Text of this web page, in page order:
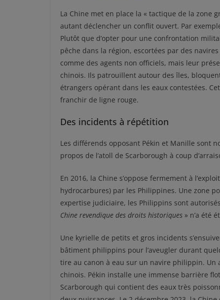
La Chine met en place la « tactique de la zone
autant déclencher un conflit ouvert. Par
Plutôt que d’opter pour une confrontation
pêche dans la région, escortées par des navires
comme des agents non officiels, mais leur
chinois. Ils patrouillent autour des îles,
étrangers opérant dans les eaux contestées.
franchir de ligne rouge.
Des incidents à répétition
Les différends opposant Pékin et Manille sont
propos de l’atoll de Scarborough à coup
En 2016, la Chine s’oppose fermement à
hydrocarbures) par les Philippines. Une zone
expertise judiciaire, les Philippins sont
Chine revendique des droits historiques » n’a été
Une kyrielle de petits et gros incidents
bâtiment philippins pour l’aveugler durant
tire au canon à eau sur un navire philippin.
chinois. Pékin installe une immense barrière
Scarborough qui contient des eaux très